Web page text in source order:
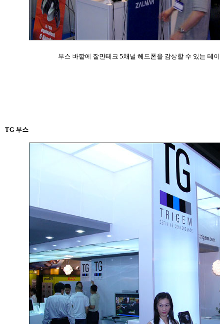
부스 바깥에 잘만테크 5채널 헤드폰을 감상할 수 있는 테
TG 부스